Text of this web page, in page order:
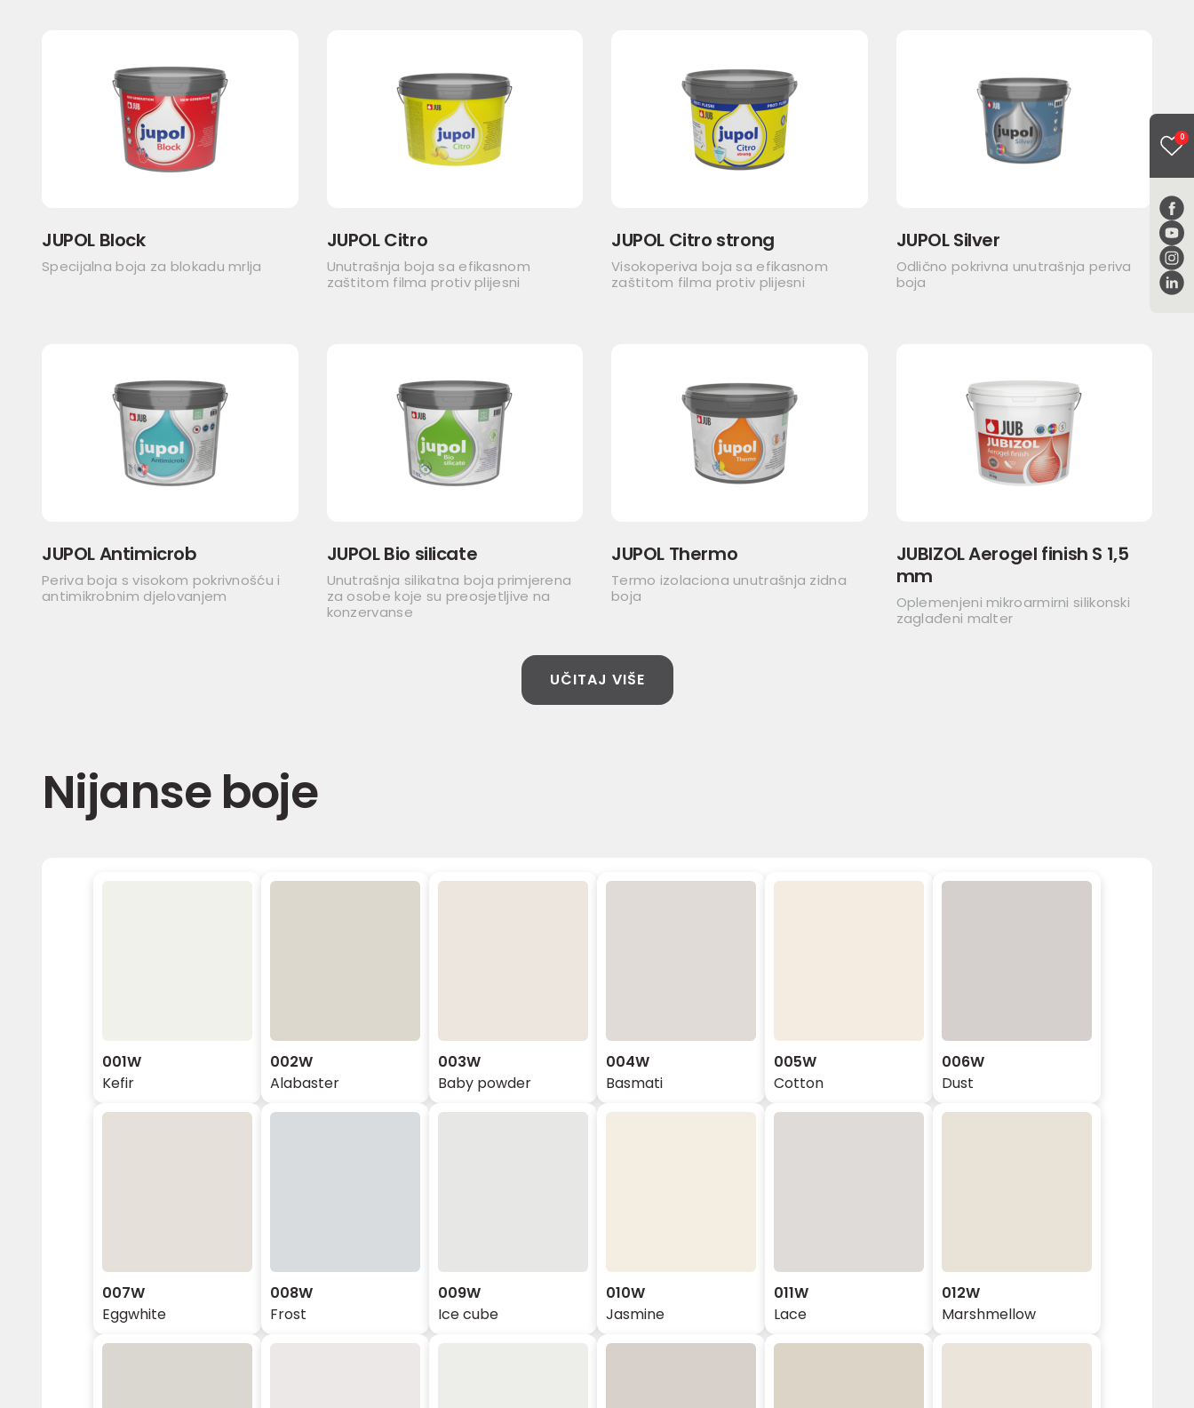
0
JUPOL Block
Specijalna boja za blokadu mrlja
JUPOL Citro
Unutrašnja boja sa efikasnom
zaštitom filma protiv plijesni
JUPOL Citro strong
Visokoperiva boja sa efikasnom
zaštitom filma protiv plijesni
JUPOL Silver
Odlično pokrivna unutrašnja periva
boja
JUPOL Antimicrob
Periva boja s visokom pokrivnošću i
antimikrobnim djelovanjem
JUPOL Bio silicate
Unutrašnja silikatna boja primjerena
za osobe koje su preosjetljive na
konzervanse
JUPOL Thermo
Termo izolaciona unutrašnja zidna
boja
JUBIZOL Aerogel finish S 1,5
mm
Oplemenjeni mikroarmirni silikonski
zaglađeni malter
UČITAJ VIŠE
Nijanse boje
001W
Kefir
002W
Alabaster
003W
Baby powder
004W
Basmati
005W
Cotton
006W
Dust
007W
Eggwhite
008W
Frost
009W
Ice cube
010W
Jasmine
011W
Lace
012W
Marshmellow